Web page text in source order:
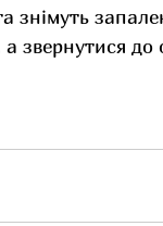
знімуть
а звернутися